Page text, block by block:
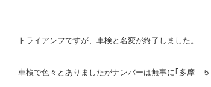
トライアンフですが、車検と名変が終了しました。
車検で色々とありましたがナンバーは無事に｢多摩 ５